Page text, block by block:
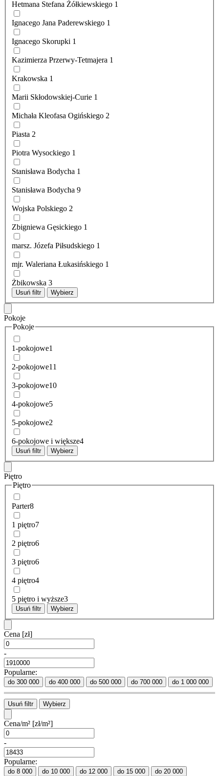
Hetmana Stefana Żółkiewskiego 1
Ignacego Jana Paderewskiego 1
Ignacego Skorupki 1
Kazimierza Przerwy-Tetmajera 1
Krakowska 1
Marii Skłodowskiej-Curie 1
Michała Kleofasa Ogińskiego 2
Piasta 2
Piotra Wysockiego 1
Stanisława Bodycha 1
Stanisława Bodycha 9
Wojska Polskiego 2
Zbigniewa Gęsickiego 1
marsz. Józefa Piłsudskiego 1
mjr. Waleriana Łukasińskiego 1
Żbikowska 3
Usuń filtr Wybierz
Pokoje
Pokoje
1-pokojowe1
2-pokojowe11
3-pokojowe10
4-pokojowe5
5-pokojowe2
6-pokojowe i większe4
Usuń filtr Wybierz
Piętro
Piętro
Parter8
1 piętro7
2 piętro6
3 piętro6
4 piętro4
5 piętro i wyższe3
Usuń filtr Wybierz
Cena [zł]
-
Popularne:
do 300 000 do 400 000 do 500 000 do 700 000 do 1 000 000
Usuń filtr Wybierz
Cena/m² [zł/m²]
-
Popularne:
do 8 000 do 10 000 do 12 000 do 15 000 do 20 000